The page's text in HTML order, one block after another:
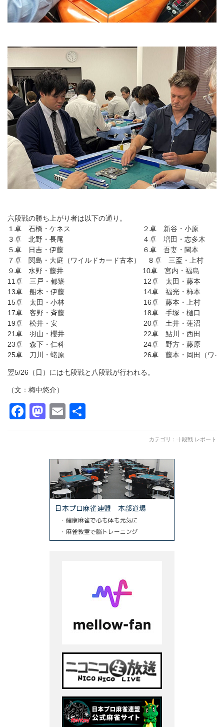
六段戦の勝ち上がり者は以下の通り。
１卓 石橋・ケネス ２卓 新谷・小原
３卓 北野・長尾 ４卓 増田・志多木
５卓 日吉・伊藤 ６卓 吾妻・関本
７卓 関島・大庭（ワイルドカード古本） ８卓 三盃・上村
９卓 水野・藤井 10卓 宮内・福島
11卓 三戸・都築 12卓 太田・藤本
13卓 船木・伊藤 14卓 福光・柿本
15卓 太田・小林 16卓 藤本・上村
17卓 客野・斉藤 18卓 手塚・樋口
19卓 松井・安 20卓 土井・蓮沼
21卓 羽山・櫻井 22卓 鮎川・西田
23卓 森下・仁科 24卓 野方・藤原
25卓 刀川・蛯原 26卓 藤本・岡田（ワイルド
翌5/26（日）には七段戦と八段戦が行われる。
（文：梅中悠介）
Facebook
Mastodon
Email
カテゴリ： 十段戦 レポート
日本プロ麻雀連盟 本部道場
・健康麻雀で心も体も元気に
・麻雀教室で脳トレーニング